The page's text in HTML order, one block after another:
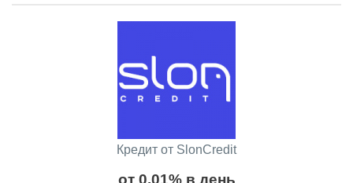
Кредит от SlonCredit
от 0.01% в день